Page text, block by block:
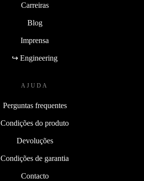
Carreiras
Blog
Imprensa
↪ Engineering
AJUDA
Perguntas frequentes
Condições do produto
Devoluções
Condições de garantia
Contacto